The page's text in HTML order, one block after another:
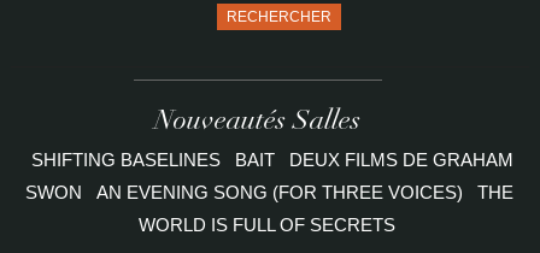
RECHERCHER
Nouveautés Salles
SHIFTING BASELINES BAIT
DEUX FILMS DE GRAHAM
SWON
AN EVENING SONG (FOR THREE VOICES)
THE
WORLD IS FULL OF SECRETS